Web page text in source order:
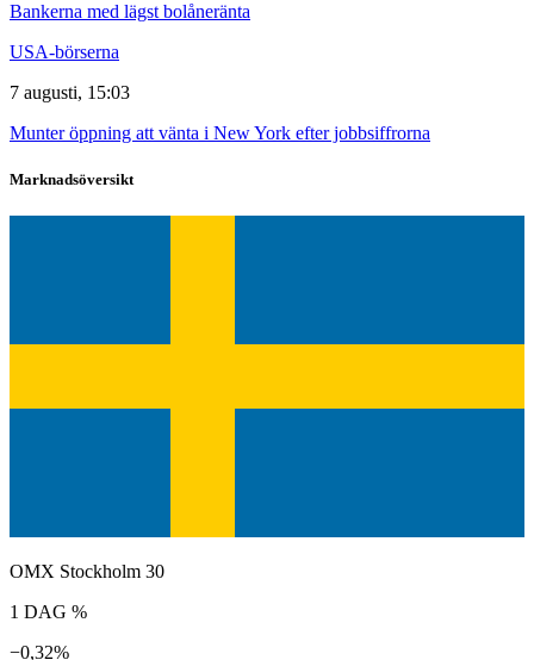
Bankerna med lägst bolåneränta
USA-börserna
7 augusti, 15:03
Munter öppning att vänta i New York efter jobbsiffrorna
Marknadsöversikt
OMX Stockholm 30
1 DAG %
−0,32%